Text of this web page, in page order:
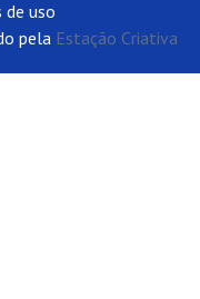
de uso
pela Estação Criativa